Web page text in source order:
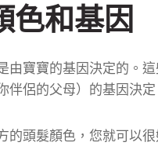
色和基因
由寶寶的基因決定的。
伴侶的父母）的基因決定
的頭髮顏色，您就可以